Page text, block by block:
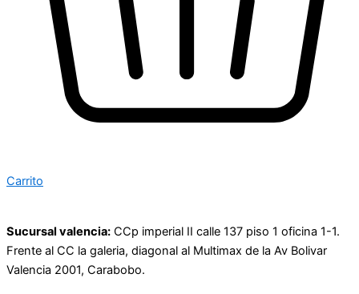
Carrito
Sucursal valencia: CCp imperial II calle 137 piso 1 oficina 1-1.
Frente al CC la galeria, diagonal al Multimax de la Av Bolivar
Valencia 2001, Carabobo.